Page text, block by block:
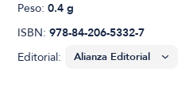
Peso:0.4 g
ISBN:978-84-206-5332-7
Editorial: